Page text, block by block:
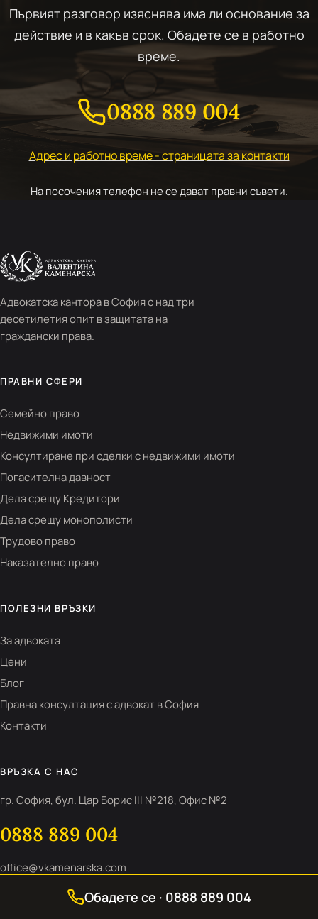
Първият разговор изяснява има ли основание за
действие и в какъв срок. Обадете се в работно
време.
0888 889 004
Адрес и работно време - страницата за контакти
На посочения телефон не се дават правни съвети.
Адвокатска кантора в София с над три
десетилетия опит в защитата на
граждански права.
ПРАВНИ СФЕРИ
Семейно право
Недвижими имоти
Консултиране при сделки с недвижими имоти
Погасителна давност
Дела срещу Кредитори
Дела срещу монополисти
Трудово право
Наказателно право
ПОЛЕЗНИ ВРЪЗКИ
За адвоката
Цени
Блог
Правна консултация с адвокат в София
Контакти
ВРЪЗКА С НАС
гр. София, бул. Цар Борис III №218, Офис №2
0888 889 004
office@vkamenarska.com
Пон-Пет 10:00-17:00Обадете се · 0888 889 004